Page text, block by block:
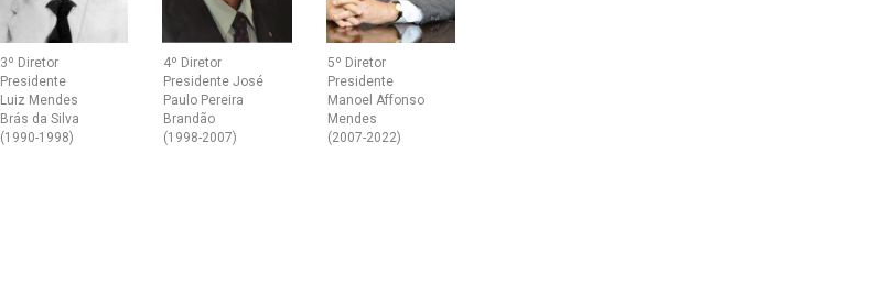
3º Diretor
Presidente
Luiz Mendes
Brás da Silva
(1990-1998)
4º Diretor
Presidente José
Paulo Pereira
Brandão
(1998-2007)
5º Diretor
Presidente
Manoel Affonso
Mendes
(2007-2022)